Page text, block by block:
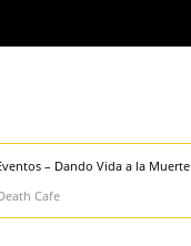
– Dando Vida a la Muerte
Cafe